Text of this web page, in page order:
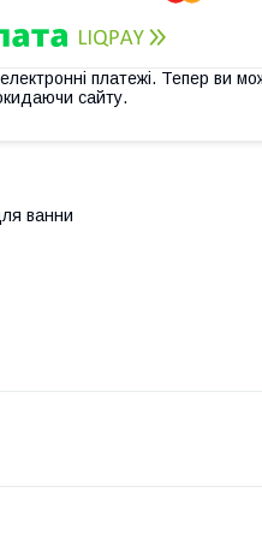
платежі. Тепер ви
сайту.
ванни